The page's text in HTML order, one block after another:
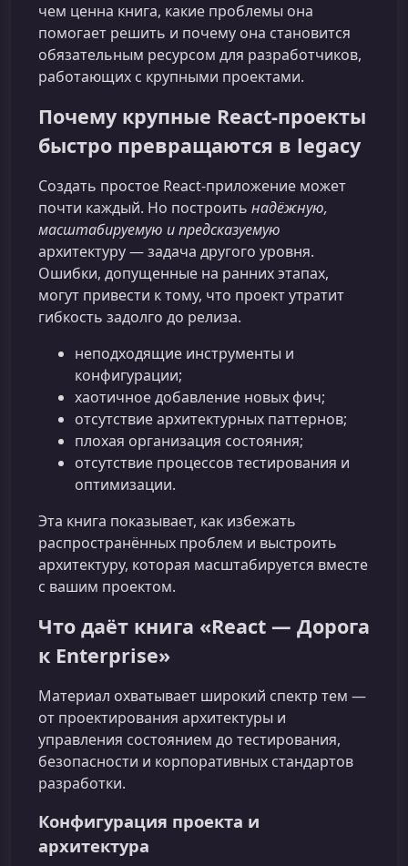
чем ценна книга, какие проблемы она
помогает решить и почему она становится
обязательным ресурсом для разработчиков,
работающих с крупными проектами.
Почему крупные React‑проекты
быстро превращаются в legacy
Создать простое React-приложение может
почти каждый. Но построить надёжную,
масштабируемую и предсказуемую
архитектуру — задача другого уровня.
Ошибки, допущенные на ранних этапах,
могут привести к тому, что проект утратит
гибкость задолго до релиза.
неподходящие инструменты и
конфигурации;
хаотичное добавление новых фич;
отсутствие архитектурных паттернов;
плохая организация состояния;
отсутствие процессов тестирования и
оптимизации.
Эта книга показывает, как избежать
распространённых проблем и выстроить
архитектуру, которая масштабируется вместе
с вашим проектом.
Что даёт книга «React — Дорога
к Enterprise»
Материал охватывает широкий спектр тем —
от проектирования архитектуры и
управления состоянием до тестирования,
безопасности и корпоративных стандартов
разработки.
Конфигурация проекта и
архитектура